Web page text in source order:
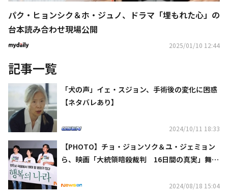
パク・ヒョンシク＆ホ・ジュノ、ドラマ「埋もれた心」の
台本読み合わせ現場公開
2025/01/10 12:44
記事一覧
「犬の声」イェ・スジョン、手術後の変化に困惑
【ネタバレあり】
2024/10/11 18:33
【PHOTO】チョ・ジョンソク＆ユ・ジェミョン
ら、映画「大統領暗殺裁判 16日間の真実」舞台
2024/08/18 15:04